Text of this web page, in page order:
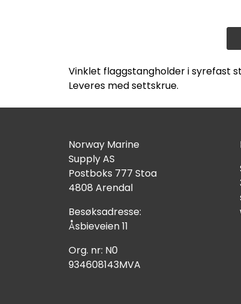
Vinklet flaggstangholder i syrefast
Leveres med settskrue.
Norway Marine
Supply AS
Postboks 777 Stoa
4808 Arendal
Besøksadresse:
Åsbieveien 11
Org. nr: N0
934608143MVA